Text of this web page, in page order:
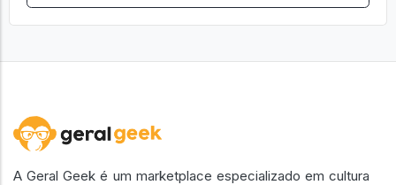
A Geral Geek é um marketplace especializado em cultura